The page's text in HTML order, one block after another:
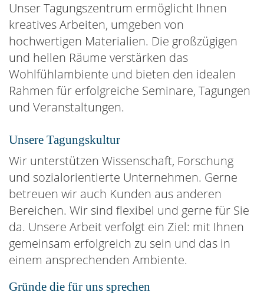
Direkt zum Inhalt
Unser Tagungszentrum ermöglicht Ihnen
kreatives Arbeiten, umgeben von
hochwertigen Materialien. Die großzügigen
und hellen Räume verstärken das
Wohlfühlambiente und bieten den idealen
Rahmen für erfolgreiche Seminare, Tagungen
und Veranstaltungen.
Unsere Tagungskultur
Wir unterstützen Wissenschaft, Forschung
und sozialorientierte Unternehmen. Gerne
betreuen wir auch Kunden aus anderen
Bereichen. Wir sind flexibel und gerne für Sie
da. Unsere Arbeit verfolgt ein Ziel: mit Ihnen
gemeinsam erfolgreich zu sein und das in
einem ansprechenden Ambiente.
Gründe die für uns sprechen